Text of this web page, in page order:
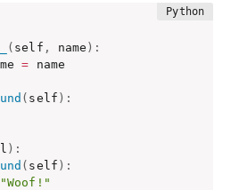
( self , name ) :
= name
( self ) :
) :
( self ) :
"Woof!"